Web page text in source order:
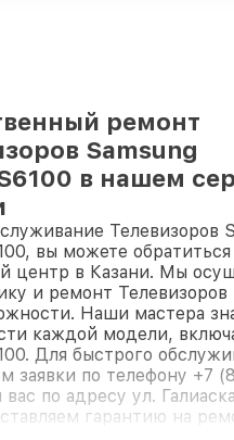
ремонт
Samsung
в нашем
Телевизоров
вы можете
центр в Казани. Мы
и ремонт Телевизоров
Наши мастера
каждой модели,
Для быстрого
заявки по телефону +7
по адресу ул.
гарантию на